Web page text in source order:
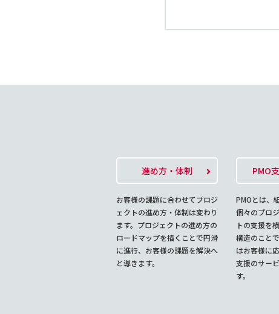
進め方・体制
お客様の課題に合わせてプロジ
ェクトの進め方・体制は変わり
ます。プロジェクトの進め方の
ロードマップを描くことで円滑
に進行、お客様の課題を解決へ
と導きます。
PMO
PMOとは、
個々のプロ
トの支援を
構造のこと
はお客様に
支援のサー
す。